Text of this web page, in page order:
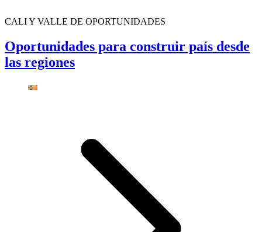
CALI Y VALLE DE OPORTUNIDADES
Oportunidades para construir país desde
las regiones